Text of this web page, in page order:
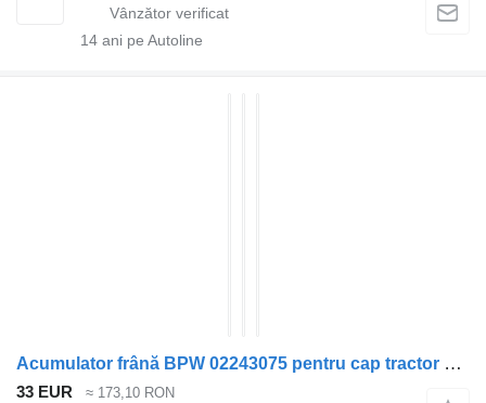
14 ani pe Autoline
Acumulator frână BPW 02243075 pentru cap tractor DAF LF45
33 EUR ≈ 173,10 RON